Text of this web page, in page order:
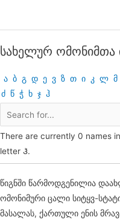
სახელურ
ა ბ გ დ ე ვ ზ თ ი კ ლ მ
ძ წ ჭ ხ ჯ ჰ
There are currently 0 names
letter Ჰ.
წიგნში წარმოდგენილია
ომონიმური ცალი სიტყვ-
მასალას, ქართული ენის